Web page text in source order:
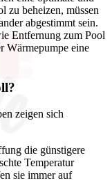
zu beheizen, müssen
abgestimmt sein.
Entfernung zum Pool
Wärmepumpe eine
zeigen sich
die günstigere
Temperatur
sie immer auf